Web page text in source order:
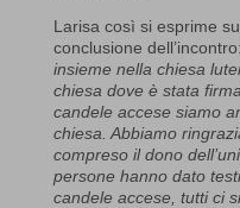
Larisa così si esprime
conclusione dell’incontro:
insieme nella chiesa
chiesa dove è stata
candele accese siamo
chiesa. Abbiamo
compreso il dono
persone hanno dato
candele accese, tutti ci